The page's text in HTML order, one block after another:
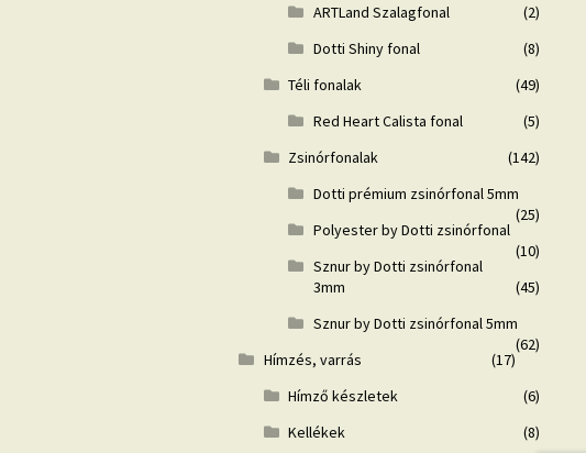
ARTLand Szalagfonal
(2)
Dotti Shiny fonal
(8)
Téli fonalak
(49)
Red Heart Calista fonal
(5)
Zsinórfonalak
(142)
Dotti prémium zsinórfonal 5mm
(25)
Polyester by Dotti zsinórfonal
(10)
Sznur by Dotti zsinórfonal
3mm
(45)
Sznur by Dotti zsinórfonal 5mm
(62)
Hímzés, varrás
(17)
Hímző készletek
(6)
Kellékek
(8)